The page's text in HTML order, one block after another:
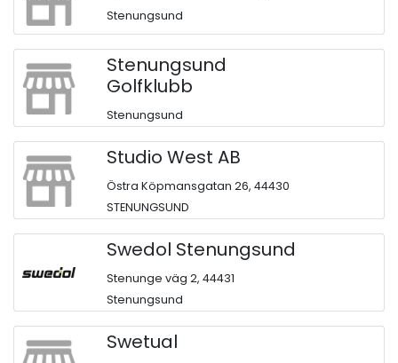
Stenungsund
Stenungsund
Golfklubb
Stenungsund
Studio West AB
Östra Köpmansgatan 26, 44430
STENUNGSUND
Swedol Stenungsund
Stenunge väg 2, 44431
Stenungsund
Swetual